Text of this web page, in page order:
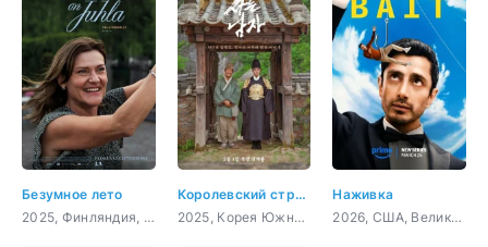
Безумное лето
2025, Финляндия, драма
Королевский страж
2025, Корея Южная, история, биография, драма
Наживка
2026, США, Великобритания, фантастика, драма, комедия